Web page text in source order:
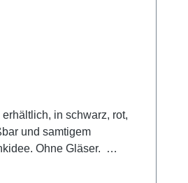
in schwarz, rot,
Ohne Gläser.